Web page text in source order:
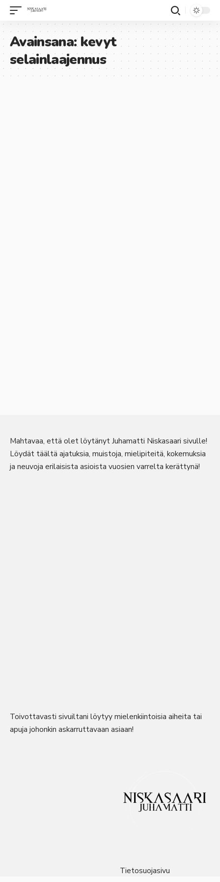
Avainsana:kevyt
selainlaajennus
Mahtavaa, että olet löytänyt Juhamatti Niskasaari sivulle!
Löydät täältä ajatuksia, muistoja, mielipiteitä, kokemuksia
ja neuvoja erilaisista asioista vuosien varrelta kerättynä!
Toivottavasti sivuiltani löytyy mielenkiintoisia aiheita tai
apuja johonkin askarruttavaan asiaan!
Tietosuojasivu